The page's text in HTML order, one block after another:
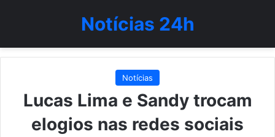
Notícias 24h
Notícias
Lucas Lima e Sandy trocam
elogios nas redes sociais